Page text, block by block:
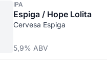
IPA
Espiga / Hope Lolita
Cervesa Espiga
5,9% ABV